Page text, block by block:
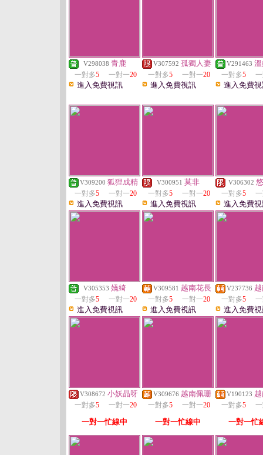
V298038 青鹿
一對多5 一對一20
進入免費視訊
V307592 孤獨人妻
一對多5 一對一20
進入免費視訊
V291463
一對多5
進入免費
V309200 狐狸成精
一對多5 一對一20
進入免費視訊
V300951 莫非
一對多5 一對一20
進入免費視訊
V306302
一對多5
進入免費
V305353 嬌綺
一對多5 一對一20
進入免費視訊
V309581 越南花長
一對多5 一對一20
進入免費視訊
V237736
一對多5
進入免費
V308672 小妖晶呀
一對多5 一對一20
一對一忙線中
V309676 越南佩珊
一對多5 一對一20
一對一忙線中
V190123
一對多5
一對一忙